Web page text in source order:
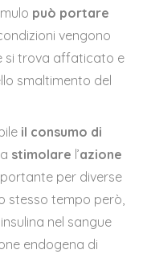
può portare
vengono
si trova affaticato e
smaltimento del
il consumo di
stimolare l’azione
per diverse
stesso tempo però,
nel sangue
endogena di